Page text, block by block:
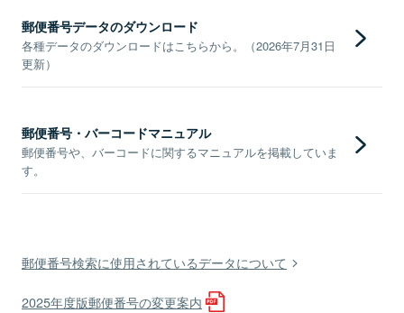
郵便番号データのダウンロード
各種データのダウンロードはこちらから。（2026年7月31日
更新）
郵便番号・バーコードマニュアル
郵便番号や、バーコードに関するマニュアルを掲載していま
す。
郵便番号検索に使用されているデータについて
2025年度版郵便番号の変更案内